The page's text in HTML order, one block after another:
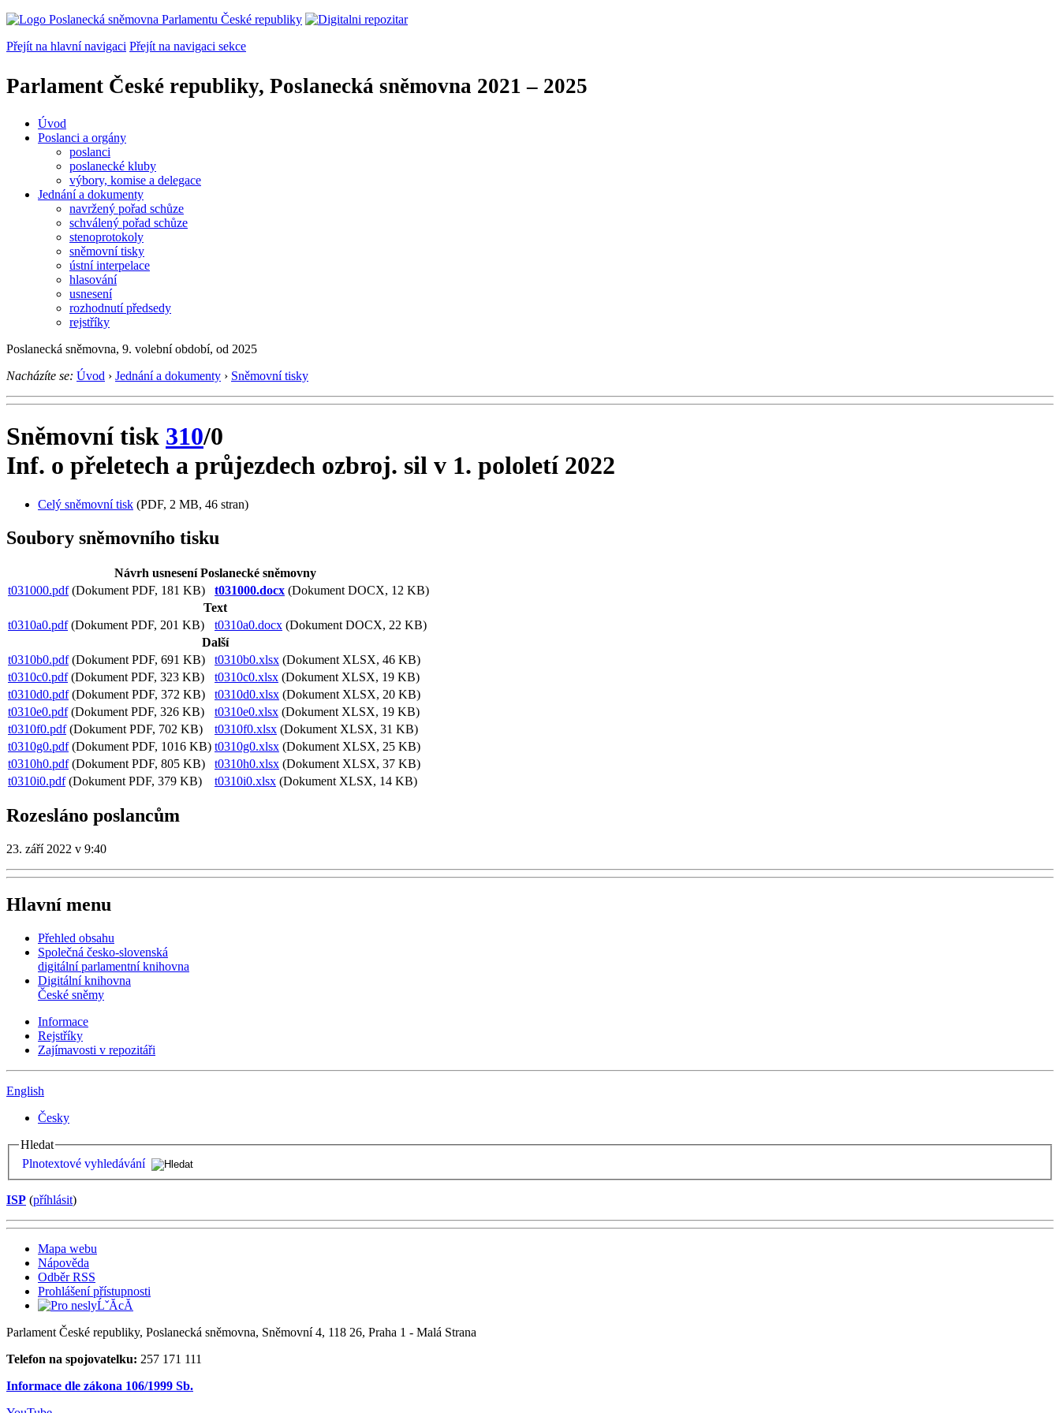
Přejít na hlavní navigaci Přejít na navigaci sekce
Parlament České republiky, Poslanecká sněmovna 2021 – 2025
Úvod
Poslanci a orgány
poslanci
poslanecké kluby
výbory, komise a delegace
Jednání a dokumenty
navržený pořad schůze
schválený pořad schůze
stenoprotokoly
sněmovní tisky
ústní interpelace
hlasování
usnesení
rozhodnutí předsedy
rejstříky
Poslanecká sněmovna, 9. volební období, od 2025
Nacházíte se: Úvod › Jednání a dokumenty › Sněmovní tisky
Sněmovní tisk 310/0
Inf. o přeletech a průjezdech ozbroj. sil v 1. pololetí 2022
Celý sněmovní tisk (PDF, 2 MB, 46 stran)
Soubory sněmovního tisku
Návrh usnesení Poslanecké sněmovny
t031000.pdf(Dokument PDF, 181 KB) t031000.docx (Dokument DOCX, 12 KB)
Text
t0310a0.pdf(Dokument PDF, 201 KB) t0310a0.docx (Dokument DOCX, 22 KB)
Další
t0310b0.pdf(Dokument PDF, 691 KB) t0310b0.xlsx (Dokument XLSX, 46 KB)
t0310c0.pdf(Dokument PDF, 323 KB) t0310c0.xlsx (Dokument XLSX, 19 KB)
t0310d0.pdf(Dokument PDF, 372 KB) t0310d0.xlsx (Dokument XLSX, 20 KB)
t0310e0.pdf(Dokument PDF, 326 KB) t0310e0.xlsx (Dokument XLSX, 19 KB)
t0310f0.pdf(Dokument PDF, 702 KB) t0310f0.xlsx (Dokument XLSX, 31 KB)
t0310g0.pdf(Dokument PDF, 1016 KB) t0310g0.xlsx (Dokument XLSX, 25 KB)
t0310h0.pdf(Dokument PDF, 805 KB) t0310h0.xlsx (Dokument XLSX, 37 KB)
t0310i0.pdf(Dokument PDF, 379 KB) t0310i0.xlsx (Dokument XLSX, 14 KB)
Rozesláno poslancům
23. září 2022 v 9:40
Hlavní menu
Přehled obsahu
Společná česko-slovenská
digitální parlamentní knihovna
Digitální knihovna
České sněmy
Informace
Rejstříky
Zajímavosti v repozitáři
English
Česky
Hledat
Plnotextové vyhledávání
ISP (příhlásit)
Mapa webu
Nápověda
Odběr RSS
Prohlášení přístupnosti
Parlament České republiky, Poslanecká sněmovna, Sněmovní 4, 118 26, Praha 1 - Malá Strana
Telefon na spojovatelku: 257 171 111
Informace dle zákona 106/1999 Sb.